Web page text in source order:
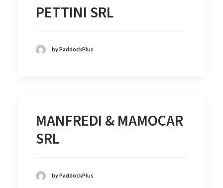
PETTINI SRL
by PaddockPlus
MANFREDI & MAMOCAR
SRL
by PaddockPlus